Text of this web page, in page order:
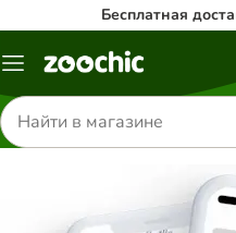
Бесплатная
Каталог
Поиск
товаров